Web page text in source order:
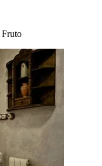
Fruto